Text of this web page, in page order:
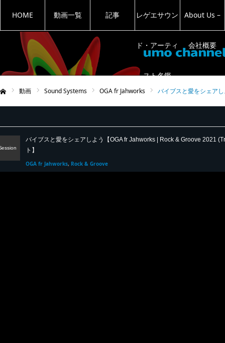
HOME 動画一覧 記事 レゲエサウン
ド・アーティ
スト名鑑
About Us –
会社概要
動画 Sound Systems OGA fr Jahworks バイブスと愛をシェア
バイブスと愛をシェアしよう【OGA fr Jahworks | Rock & Groove 2021
ト】
OGA fr Jahworks Rock & Groove